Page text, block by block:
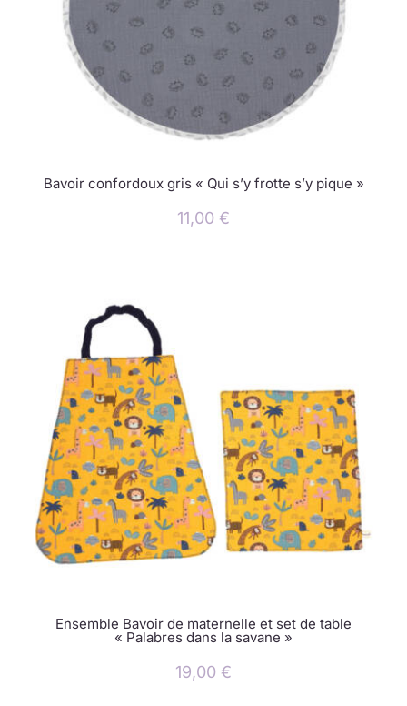
Bavoir confordoux gris « Qui s’y frotte s’y pique »
11,00 €
Ensemble Bavoir de maternelle et set de table
« Palabres dans la savane »
19,00 €